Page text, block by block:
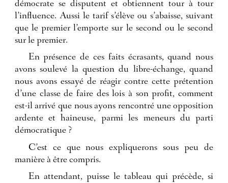
démocrate se disputent et obtiennent tour à tour
l’influence. Aussi le tarif s’élève ou s’abaisse, suivant
que le premier l’emporte sur le second ou le second
sur le premier.
En présence de ces faits écrasants, quand nous
avons soulevé la question du libre-échange, quand
nous avons essayé de réagir contre cette prétention
d’une classe de faire des lois à son profit, comment
est-il arrivé que nous ayons rencontré une opposition
ardente et haineuse, parmi les meneurs du parti
démocratique ?
C’est ce que nous expliquerons sous peu de
manière à être compris.
En attendant, puisse le tableau qui précède, si